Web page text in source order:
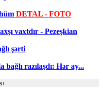
DETAL - FOTO
vaxtdır - Pezeşkian
şərti
razılaşdı: Hər ay...